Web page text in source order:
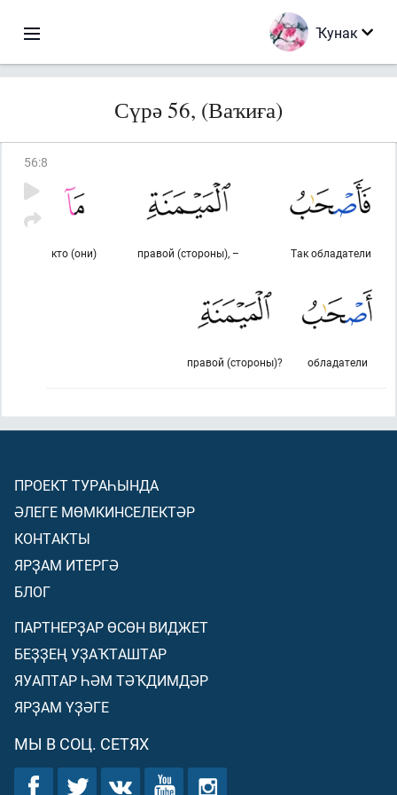
Ҡунак
Сүрә 56, (Ваҡиға)
56:8
Так обладатели
правой (стороны), –
кто (они)
обладатели
правой (стороны)?
ПРОЕКТ ТУРАҺЫНДА
ӘЛЕГЕ МӨМКИНСЕЛЕКТӘР
КОНТАКТЫ
ЯРҘАМ ИТЕРГӘ
БЛОГ
ПАРТНЕРҘАР ӨСӨН ВИДЖЕТ
БЕҘҘЕҢ УҘАҠТАШТАР
ЯУАПТАР ҺӘМ ТӘҠДИМДӘР
ЯРҘАМ ҮҘӘГЕ
МЫ В СОЦ. СЕТЯХ